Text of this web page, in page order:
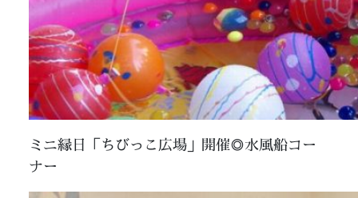
ミニ縁日「ちびっこ広場」開催◎水風船コー
ナー